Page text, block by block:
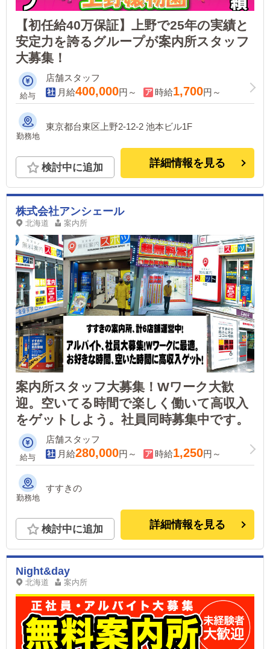
【初任給40万保証】上野で25年の実績と
安定力を誇るグループが案内所スタッフ
大募集！
給与
店舗スタッフ
月給400,000円～ 時給1,700円～
勤務地
東京都台東区上野2-12-2 池本ビル1F
検討中に追加 詳細情報を見る
株式会社アンシェール
北海道 案内所
案内所スタッフ大募集！Wワーク大歓
迎。空いてる時間で楽しく働いて高収入
をゲットしよう。社員同時募集中です。
給与
店舗スタッフ
月給280,000円～ 時給1,250円～
勤務地
すすきの
検討中に追加 詳細情報を見る
Night&day
北海道 案内所